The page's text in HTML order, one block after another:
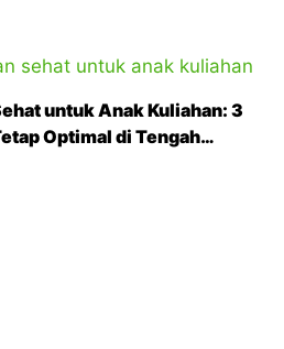
untuk Anak Kuliahan: 3
Optimal di Tengah